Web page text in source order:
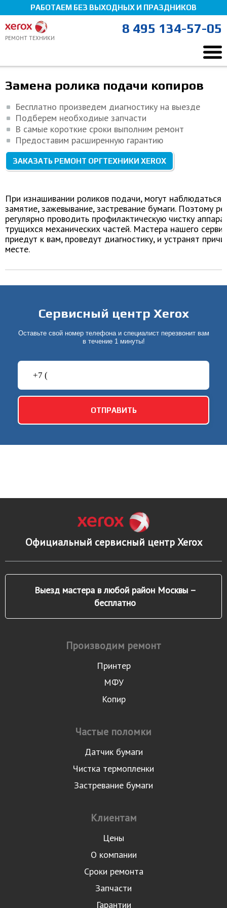
РАБОТАЕМ БЕЗ ВЫХОДНЫХ И ПРАЗДНИКОВ
РЕМОНТ ТЕХНИКИ
8 495 134-57-05
Замена ролика подачи копиров
Мы здесь, чтобы помочь!
Замена ролика подачи копиров
Бесплатно произведем диагностику на выезде
Подберем необходиые запчасти
В самые короткие сроки выполним ремонт
Предоставим расширенную гарантию
ЗАКАЗАТЬ РЕМОНТ ОРГТЕХНИКИ XEROX
При изнашивании роликов подачи, могут наблюдаться
замятие, зажевывание, застревание бумаги. Поэтому
регулярно проводить профилактическую чистку
трущихся механических частей. Мастера нашего
приедут к вам, проведут диагностику, и устранят
месте.
Сервисный центр Xerox
Оставьте свой номер телефона и специалист перезвонит вам
в течение 1 минуты!
Официальный сервисный центр Xerox
Выезд мастера в любой район Москвы –
бесплатно
Производим ремонт
Принтер
МФУ
Копир
Частые поломки
Датчик бумаги
Чистка термопленки
Застревание бумаги
Клиентам
Цены
О компании
Сроки ремонта
Запчасти
Гарантии